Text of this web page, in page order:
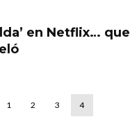
en Netflix… que
1 2 3 4